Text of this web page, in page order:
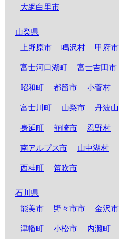
大網白里市
山梨県
上野原市
鳴沢村 甲府市
富士河口湖町 富士吉田市
昭和町 都留市 小菅村
富士川町 山梨市 丹波
身延町 韮崎市 忍野村
南アルプス市 山中湖村
西桂町 笛吹市
石川県
能美市
野々市市 金沢市
津幡町 小松市 内灘町